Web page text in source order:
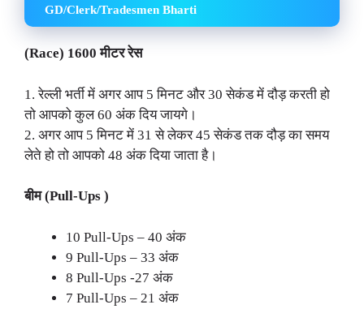
GD/Clerk/Tradesmen Bharti
(Race) 1600 मीटर रेस
1. रेल्ली भर्ती में अगर आप 5 मिनट और 30 सेकंड में दौड़ करती हो
तो आपको कुल 60 अंक दिय जायगे।
2. अगर आप 5 मिनट में 31 से लेकर 45 सेकंड तक दौड़ का समय
लेते हो तो आपको 48 अंक दिया जाता है।
बीम (Pull-Ups )
10 Pull-Ups – 40 अंक
9 Pull-Ups – 33 अंक
8 Pull-Ups -27 अंक
7 Pull-Ups – 21 अंक